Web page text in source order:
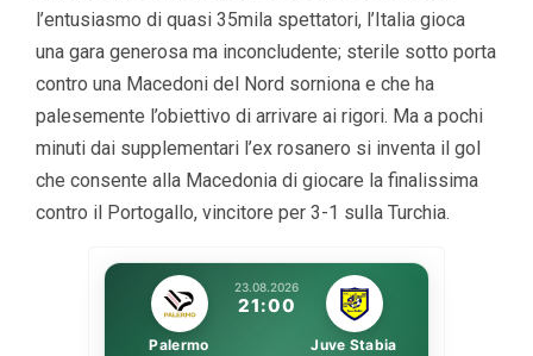
l’entusiasmo di quasi 35mila spettatori, l’Italia gioca
una gara generosa ma inconcludente; sterile sotto porta
contro una Macedoni del Nord sorniona e che ha
palesemente l’obiettivo di arrivare ai rigori. Ma a pochi
minuti dai supplementari l’ex rosanero si inventa il gol
che consente alla Macedonia di giocare la finalissima
contro il Portogallo, vincitore per 3-1 sulla Turchia.
23.08.2026
21:00
Palermo Juve Stabia